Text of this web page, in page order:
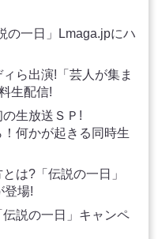
の一日」Lmaga.jpにハ
ら出演!「芸人が集ま
生配信!
の生放送ＳＰ!
何かが起きる同時生
は?「伝説の一日」
登場!
説の一日」キャンペ